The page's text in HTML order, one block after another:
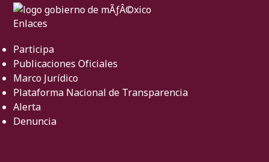
Enlaces
Participa
Publicaciones Oficiales
Marco Jurídico
Plataforma Nacional de Transparencia
Alerta
Denuncia